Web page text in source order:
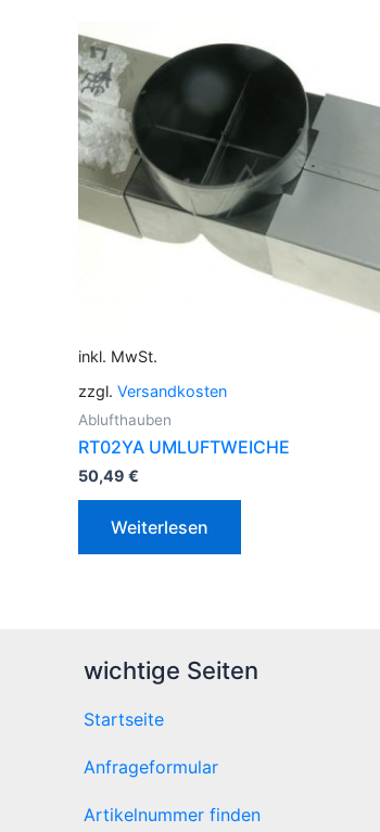
inkl. MwSt.
zzgl. Versandkosten
Ablufthauben
RT02YA UMLUFTWEICHE
50,49 €
Weiterlesen
wichtige Seiten
Startseite
Anfrageformular
Artikelnummer finden